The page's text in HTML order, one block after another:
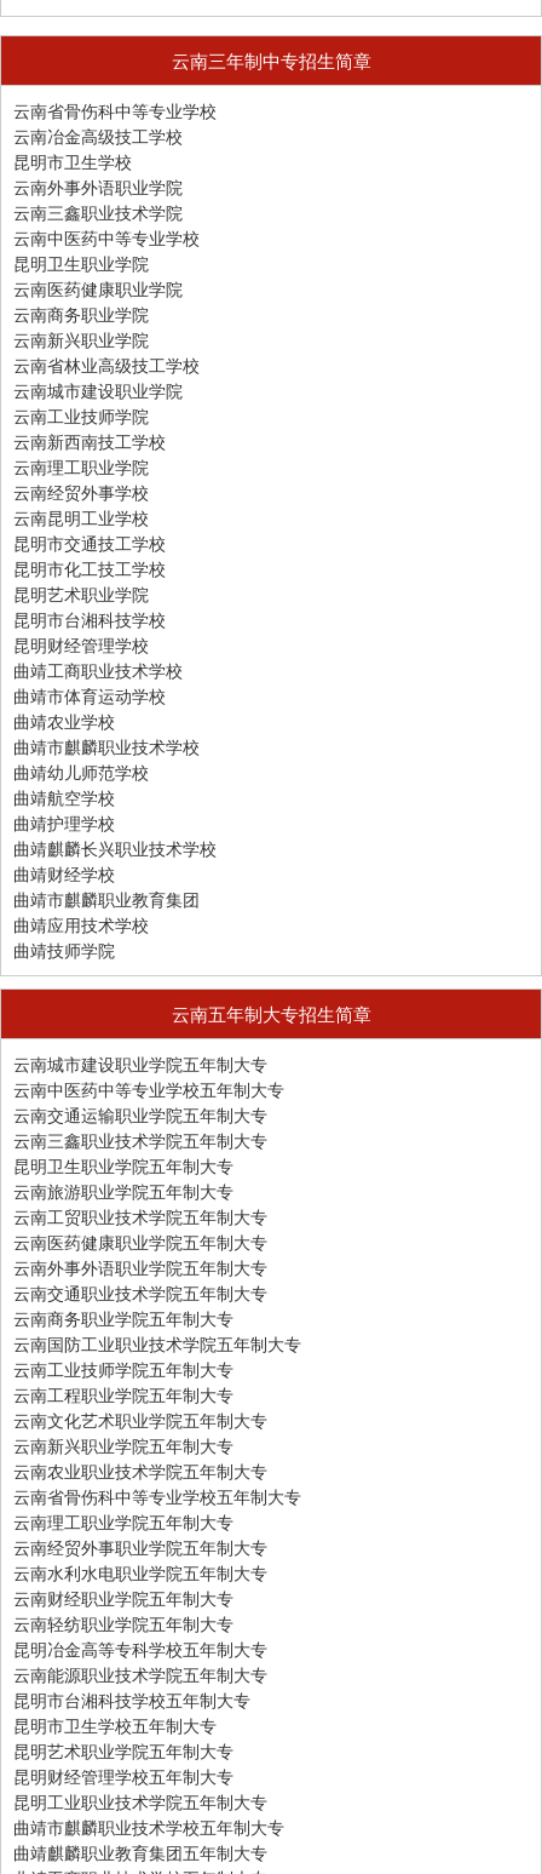
云南三年制中专招生简章
云南省骨伤科中等专业学校
云南冶金高级技工学校
昆明市卫生学校
云南外事外语职业学院
云南三鑫职业技术学院
云南中医药中等专业学校
昆明卫生职业学院
云南医药健康职业学院
云南商务职业学院
云南新兴职业学院
云南省林业高级技工学校
云南城市建设职业学院
云南工业技师学院
云南新西南技工学校
云南理工职业学院
云南经贸外事学校
云南昆明工业学校
昆明市交通技工学校
昆明市化工技工学校
昆明艺术职业学院
昆明市台湘科技学校
昆明财经管理学校
曲靖工商职业技术学校
曲靖市体育运动学校
曲靖农业学校
曲靖市麒麟职业技术学校
曲靖幼儿师范学校
曲靖航空学校
曲靖护理学校
曲靖麒麟长兴职业技术学校
曲靖财经学校
曲靖市麒麟职业教育集团
曲靖应用技术学校
曲靖技师学院
云南五年制大专招生简章
云南城市建设职业学院五年制大专
云南中医药中等专业学校五年制大专
云南交通运输职业学院五年制大专
云南三鑫职业技术学院五年制大专
昆明卫生职业学院五年制大专
云南旅游职业学院五年制大专
云南工贸职业技术学院五年制大专
云南医药健康职业学院五年制大专
云南外事外语职业学院五年制大专
云南交通职业技术学院五年制大专
云南商务职业学院五年制大专
云南国防工业职业技术学院五年制大专
云南工业技师学院五年制大专
云南工程职业学院五年制大专
云南文化艺术职业学院五年制大专
云南新兴职业学院五年制大专
云南农业职业技术学院五年制大专
云南省骨伤科中等专业学校五年制大专
云南理工职业学院五年制大专
云南经贸外事职业学院五年制大专
云南水利水电职业学院五年制大专
云南财经职业学院五年制大专
云南轻纺职业学院五年制大专
昆明冶金高等专科学校五年制大专
云南能源职业技术学院五年制大专
昆明市台湘科技学校五年制大专
昆明市卫生学校五年制大专
昆明艺术职业学院五年制大专
昆明财经管理学校五年制大专
昆明工业职业技术学院五年制大专
曲靖市麒麟职业技术学校五年制大专
曲靖麒麟职业教育集团五年制大专